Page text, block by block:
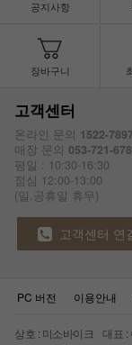
공지사항
장바구니
고객센터
온라인 문의 1522-7897
매장 문의 053-721-
평일 : 10:30-16:30
점심 12:00-13:00
(일.공휴일 휴무)
고객센터 연
PC 버전 이용안내
상호 : 미소바이크 대표